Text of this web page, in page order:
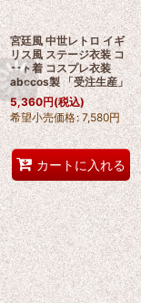
宮廷風 中世レトロ イギ
リス風 ステージ衣装 コ
ート着 コスプレ衣装
abccos製 「受注生産」
5,360円(税込)
希望小売価格: 7,580円
カートに入れる